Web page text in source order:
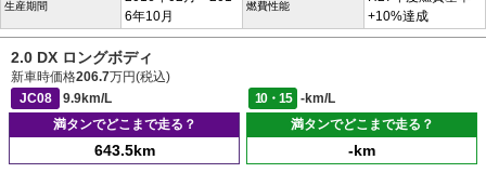
生産期間
6年10月
燃費性能
+10%達成
2.0 DX ロングボディ
新車時価格206.7万円(税込)
JC08
9.9km/L 10・15
-km/L
満タンでどこまで走る？
643.5km
満タンでどこまで走る？
-km